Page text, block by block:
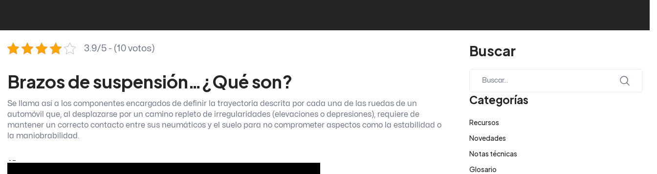
3.9/5 - (10 votos)
Brazos de suspensión…¿Qué son?
Se llama así a los componentes encargados de definir la trayectoria descrita por cada una de las ruedas de un
automóvil que, al desplazarse por un camino repleto de irregularidades (elevaciones o depresiones), requiere de
mantener un correcto contacto entre sus neumáticos y el suelo para no comprometer aspectos como la estabilidad o
la maniobrabilidad.
Buscar
Categorías
Recursos
Novedades
Notas técnicas
Glosario